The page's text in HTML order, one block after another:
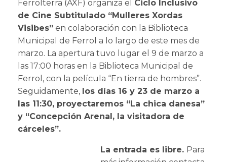
Ferrolterra (AXF) organiza el Ciclo Inclusivo
de Cine Subtitulado “Mulleres Xordas
Visibes” en colaboración con la Biblioteca
Municipal de Ferrol a lo largo de este mes de
marzo. La apertura tuvo lugar el 9 de marzo a
las 17:00 horas en la Biblioteca Municipal de
Ferrol, con la película “En tierra de hombres”.
Seguidamente, los días 16 y 23 de marzo a
las 11:30, proyectaremos “La chica danesa”
y “Concepción Arenal, la visitadora de
cárceles”.
La entrada es libre. Para